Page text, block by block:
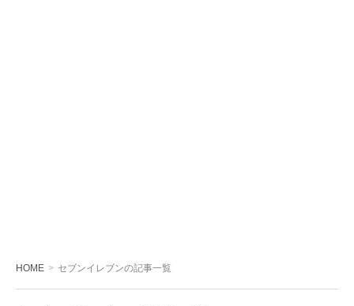
HOME セブンイレブンの記事一覧